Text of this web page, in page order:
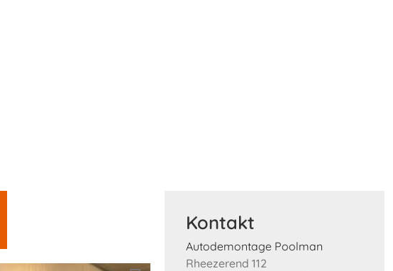
Kontakt
Autodemontage Poolman
Rheezerend 112